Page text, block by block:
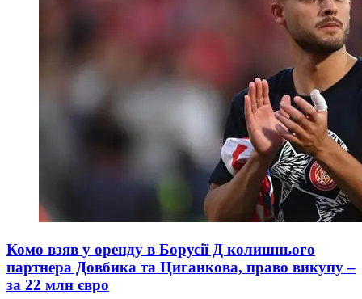
Комо взяв у оренду в Борусії Д колишнього
партнера Довбика та Циганкова, право викупу –
за 22 млн євро